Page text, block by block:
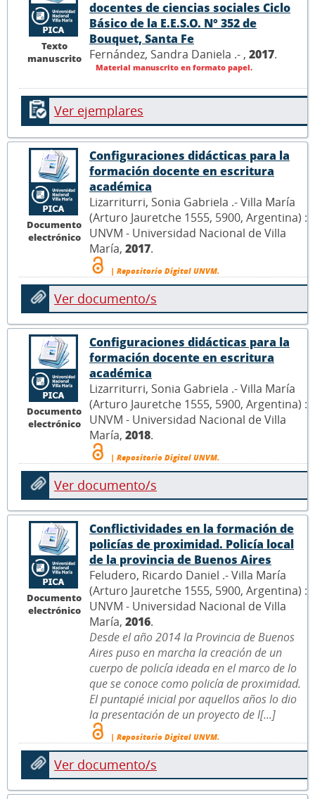
Texto
manuscrito
docentes de ciencias sociales Ciclo
Básico de la E.E.S.O. N° 352 de
Bouquet, Santa Fe
Fernández, Sandra Daniela .- , 2017.
Material manuscrito en formato papel.
Ver ejemplares
Documento
electrónico
Configuraciones didácticas para la
formación docente en escritura
académica
Lizarriturri, Sonia Gabriela .- Villa María
(Arturo Jauretche 1555, 5900, Argentina) :
UNVM - Universidad Nacional de Villa
María, 2017.
| Repositorio Digital UNVM.
Ver documento/s
Documento
electrónico
Configuraciones didácticas para la
formación docente en escritura
académica
Lizarriturri, Sonia Gabriela .- Villa María
(Arturo Jauretche 1555, 5900, Argentina) :
UNVM - Universidad Nacional de Villa
María, 2018.
| Repositorio Digital UNVM.
Ver documento/s
Documento
electrónico
Conflictividades en la formación de
policías de proximidad. Policía local
de la provincia de Buenos Aires
Feludero, Ricardo Daniel .- Villa María
(Arturo Jauretche 1555, 5900, Argentina) :
UNVM - Universidad Nacional de Villa
María, 2016.
Desde el año 2014 la Provincia de Buenos
Aires puso en marcha la creación de un
cuerpo de policía ideada en el marco de lo
que se conoce como policía de proximidad.
El puntapié inicial por aquellos años lo dio
la presentación de un proyecto de l[...]
| Repositorio Digital UNVM.
Ver documento/s